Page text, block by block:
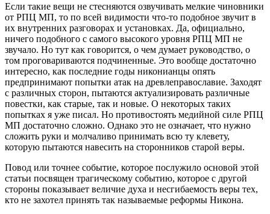
Если такие вещи не стесняются озвучивать мелкие чиновники
от РПЦ МП, то по всей видимости что-то подобное звучит в
их внутренних разговорах и установках. Да, официально,
ничего подобного с самого высокого уровня РПЦ МП не
звучало. Но тут как говорится, о чем думает руководство, о
том проговариваются подчиненные. Это вообще достаточно
интересно, как последние годы никонианцы опять
предпринимают попытки атак на древлеправославие. Заходят
с различных сторон, пытаются актуализировать различные
повестки, как старые, так и новые. О некоторых таких
попытках я уже писал. Но противостоять медийной силе РПЦ
МП достаточно сложно. Однако это не означает, что нужно
сложить руки и молчаливо принимать всю ту клевету,
которую пытаются навесить на сторонников старой веры.
Повод или точнее событие, которое послужило основой этой
статьи посвящен трагическому событию, которое с другой
стороны показывает величие духа и несгибаемость веры тех,
кто не захотел принять так называемые реформы Никона.